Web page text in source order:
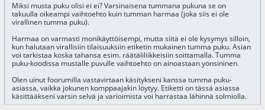
Miksi musta puku olisi ei ei? Varsinaisena tummana pukuna se on
takuulla oikeampi vaihtoehto kuin tumman harmaa (joka siis ei ole
virallinen tumma puku).
Harmaa on varmasti monikäyttöisempi, mutta siitä ei ole kysymys silloin,
kun halutaan virallisiin tilaisuuksiin etiketin mukainen tumma puku. Asian
voi tarkistaa koska tahansa esim. räätäliliikkeisiin soittamalla. Tumma
puku-koodissa mustalle puvulle vaihtoehto on ainoastaan yönsininen.
Olen uinut foorumilla vastavirtaan käsitykseni kanssa tumma puku-
asiassa, vaikka jokunen komppaajakin löytyy. Etiketti on tässä asiassa
käsittääkseni varsin selvä ja varioimista voi harrastaa lähinnä solmiolla.